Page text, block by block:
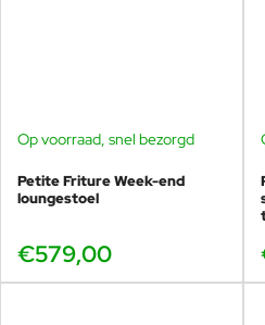
Op voorraad, snel bezorgd
Petite Friture Week-end
loungestoel
€579,00